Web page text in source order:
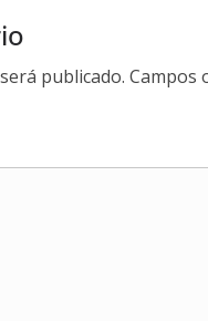
publicado. Campos